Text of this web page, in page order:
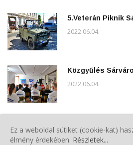
5.Veterán Piknik
2022.06.04.
Közgyűlés
2022.06.04.
évindító
Ez a weboldal sütiket (cookie-kat)
élmény érdekében. Részletek...